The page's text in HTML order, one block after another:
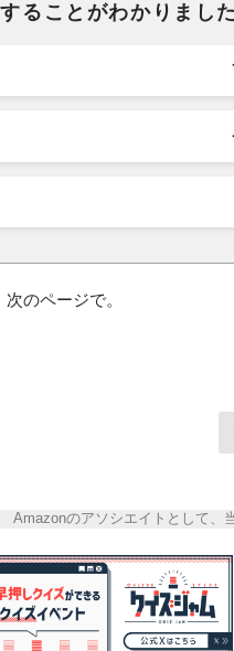
ることがわかりまし
のページで。
Amazonのアソシエイトとして、